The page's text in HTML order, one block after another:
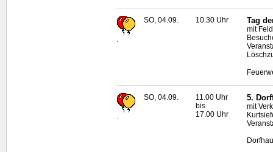
.
SO, 04.09. 10.30 Uhr Tag
mit
.
SO, 04.09.
11.00 Uhr
bis
17.00 Uhr
5.
mit